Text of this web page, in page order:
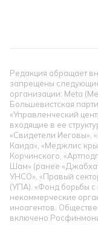
Редакция обращает
запрещены
организации: Meta
Большевистская
«Управленческий
входящие в ее
«Свидетели Иеговы»,
Каида», «Меджлис
Корчинского,
Шам» (ранее
УНСО», «Правый
(УПА). «Фонд борьбы
некоммерческие
иноагентов.
включено